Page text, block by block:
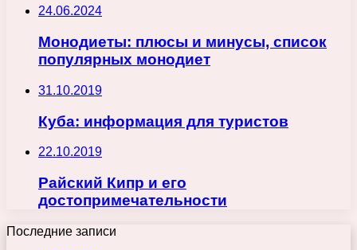
24.06.2024
Монодиеты: плюсы и минусы, список
популярных монодиет
31.10.2019
Куба: информация для туристов
22.10.2019
Райский Кипр и его
достопримечательности
Последние записи